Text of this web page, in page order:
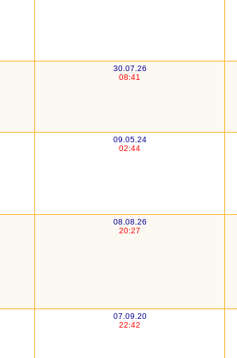
30.07.26
08:41
09.05.24
02:44
08.08.26
20:27
07.09.20
22:42